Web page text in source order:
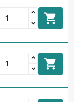

